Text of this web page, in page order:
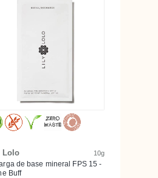
Lolo 10g
de base mineral FPS 15 -
Buff